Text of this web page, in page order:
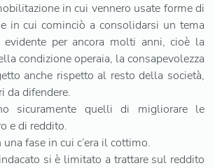
in cui vennero usate forme di
in cui cominciò a consolidarsi un tema
evidente per ancora molti anni, cioè la
condizione operaia, la consapevolezza
anche rispetto al resto della società,
da difendere.
sicuramente quelli di migliorare le
e di reddito.
fase in cui c’era il cottimo.
si è limitato a trattare sul reddito